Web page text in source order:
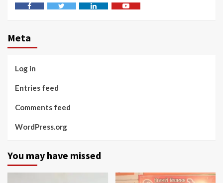
Meta
Log in
Entries feed
Comments feed
WordPress.org
You may have missed